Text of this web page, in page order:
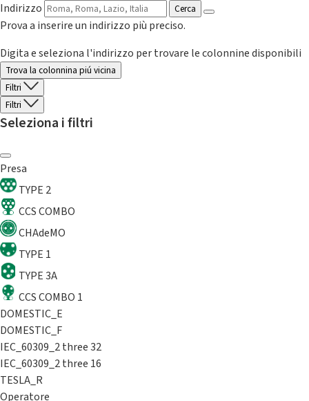
Indirizzo
Cerca
Prova a inserire un indirizzo più preciso.
Digita e seleziona l'indirizzo per trovare le colonnine disponibili
Trova la colonnina piú vicina
Filtri
Filtri
Seleziona i filtri
Presa
TYPE 2
CCS COMBO
CHAdeMO
TYPE 1
TYPE 3A
CCS COMBO 1
DOMESTIC_E
DOMESTIC_F
IEC_60309_2 three 32
IEC_60309_2 three 16
TESLA_R
Operatore